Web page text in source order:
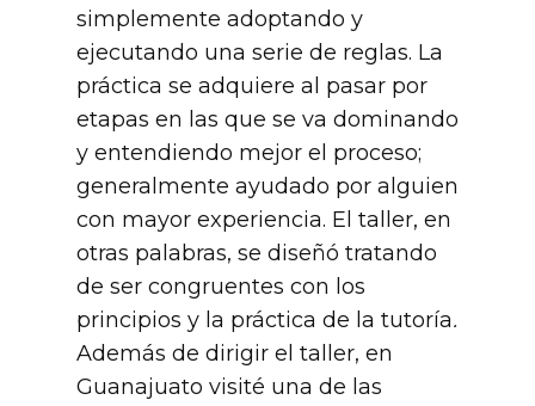
simplemente adoptando y
ejecutando una serie de reglas. La
práctica se adquiere al pasar por
etapas en las que se va dominando
y entendiendo mejor el proceso;
generalmente ayudado por alguien
con mayor experiencia. El taller, en
otras palabras, se diseñó tratando
de ser congruentes con los
principios y la práctica de la tutoría.
Además de dirigir el taller, en
Guanajuato visité una de las